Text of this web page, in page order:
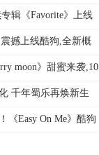
辑《Favorite》上线
撼上线酷狗,全新概
moon》甜蜜来袭,10
千年蜀乐再焕新生
《Easy On Me》酷狗